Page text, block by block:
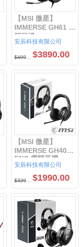
【MSI 微星】
IMMERSE GH61 電
競耳機
安辰科技有限公司
$4990.00 $3890.00
【MSI 微星】
IMMERSE GH40
ENC 電競耳機
安辰科技有限公司
$3290.00 $1990.00